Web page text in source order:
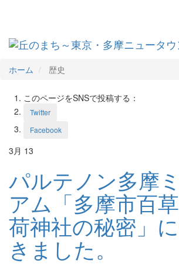
ホーム 歴史
このページをSNSで投稿する：
Twitter
Facebook
3月 13
パルテノン多摩
アム「多摩市百
荷神社の秘密」
きました。